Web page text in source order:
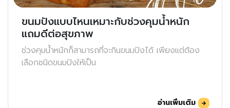
ขนมปังแบบไหนเหมาะกับช่วงคุมน้ำหนัก
แถมดีต่อสุขภาพ
ช่วงคุมน้ำหนักก็สามารถที่จะกินขนมปังได้ เพียงแต่ต้อง
เลือกชนิดขนมปังให้เป็น
อ่านเพิ่มเติม